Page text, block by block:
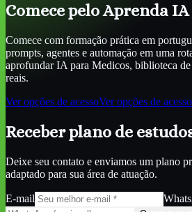
Comece pelo Aprenda
Comece com formação prática em
prompts, agentes e automação em uma
aprofundarIA para Medicos, biblioteca
reais.
Ver opções de acessoVer opções de acesso
Receber plano de
Deixe seu contato e enviamos um plano
adaptado para sua área de atuação.
E-mail